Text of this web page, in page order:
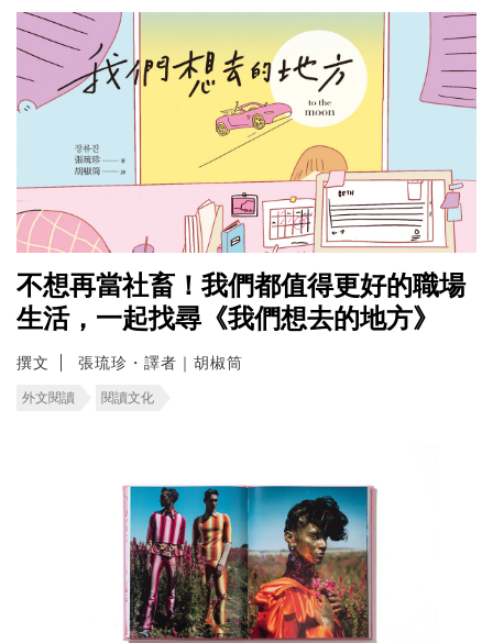
不想再當社畜！我們都值得更好的職場
生活，一起找尋《我們想去的地方》
撰文 張琉珍・譯者｜胡椒筒
外文閱讀 閱讀文化